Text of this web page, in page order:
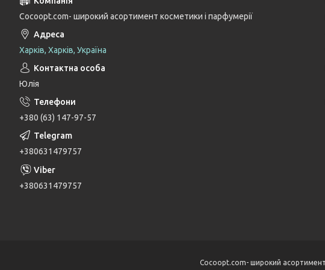
Cocoopt.com- широкий асортимент косметики і парфумерії
Харків, Харків, Україна
Юлія
+380 (63) 147-97-57
+380631479757
+380631479757